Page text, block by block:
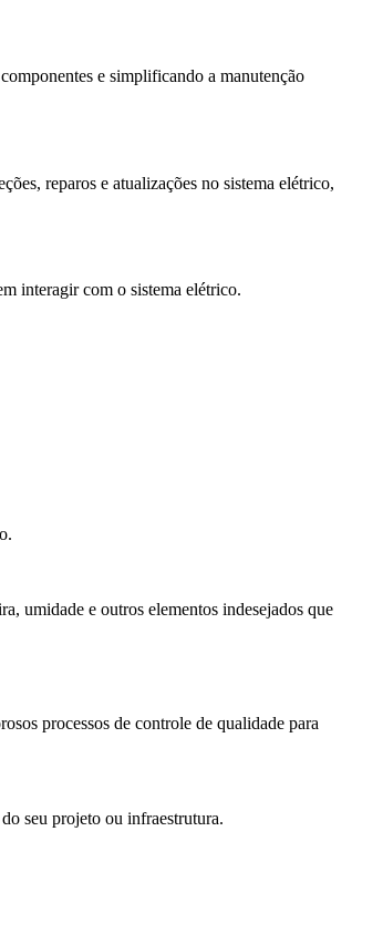
e simplificando a manutenção
reparos e atualizações no sistema elétrico,
interagir com o sistema elétrico.
umidade e outros elementos indesejados que
processos de controle de qualidade para
seu projeto ou infraestrutura.